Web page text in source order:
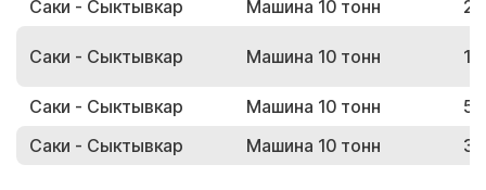
Саки - Сыктывкар
Машина 10 тонн
Саки - Сыктывкар Машина 10 тонн
Саки - Сыктывкар Машина 10 тонн
Саки - Сыктывкар
Машина 10 тонн